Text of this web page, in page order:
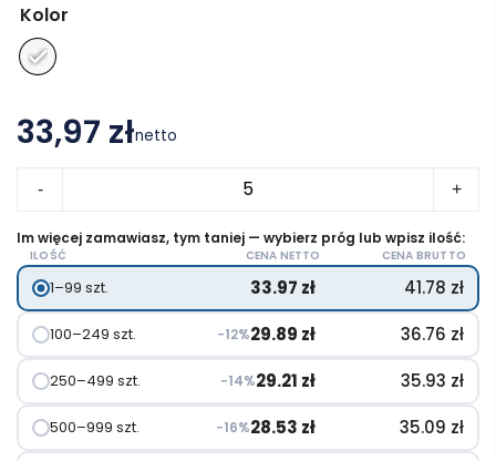
Kolor
33,97 złnetto
-
z
laminowanymi
torbami
na
zakupy
+
Im więcej zamawiasz, tym taniej — wybierz próg lub wpisz ilość:
ILOŚĆ CENA NETTO CENA BRUTTO
1–99 szt. 33.97 zł 41.78 zł
100–249 szt. −12%29.89 zł 36.76 zł
250–499 szt. −14%29.21 zł 35.93 zł
500–999 szt. −16%28.53 zł 35.09 zł